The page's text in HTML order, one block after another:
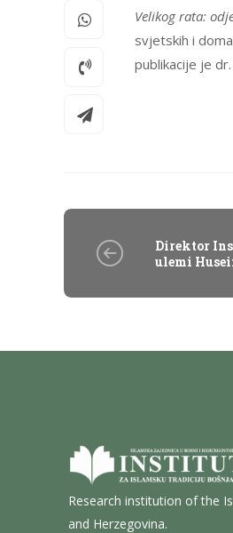
Velikog rata:
svjetskih i
publikacije je
Direktor
ulemi
Research institution of the
and Herzegovina.